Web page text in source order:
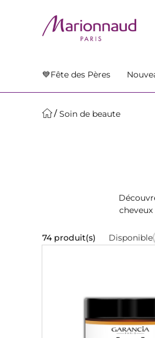
💙Fête des Pères
Soin de beaute
74 produit(s) Disponible